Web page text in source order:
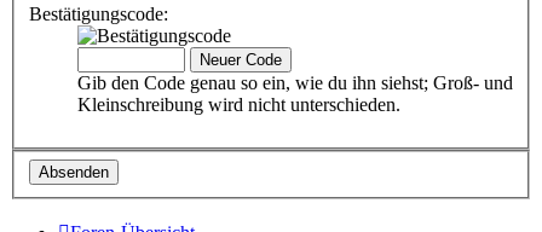
Bestätigungscode:
Gib den Code genau so ein, wie du ihn siehst; Groß- und
Kleinschreibung wird nicht unterschieden.